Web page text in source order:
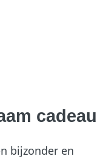
cadeau
bijzonder en